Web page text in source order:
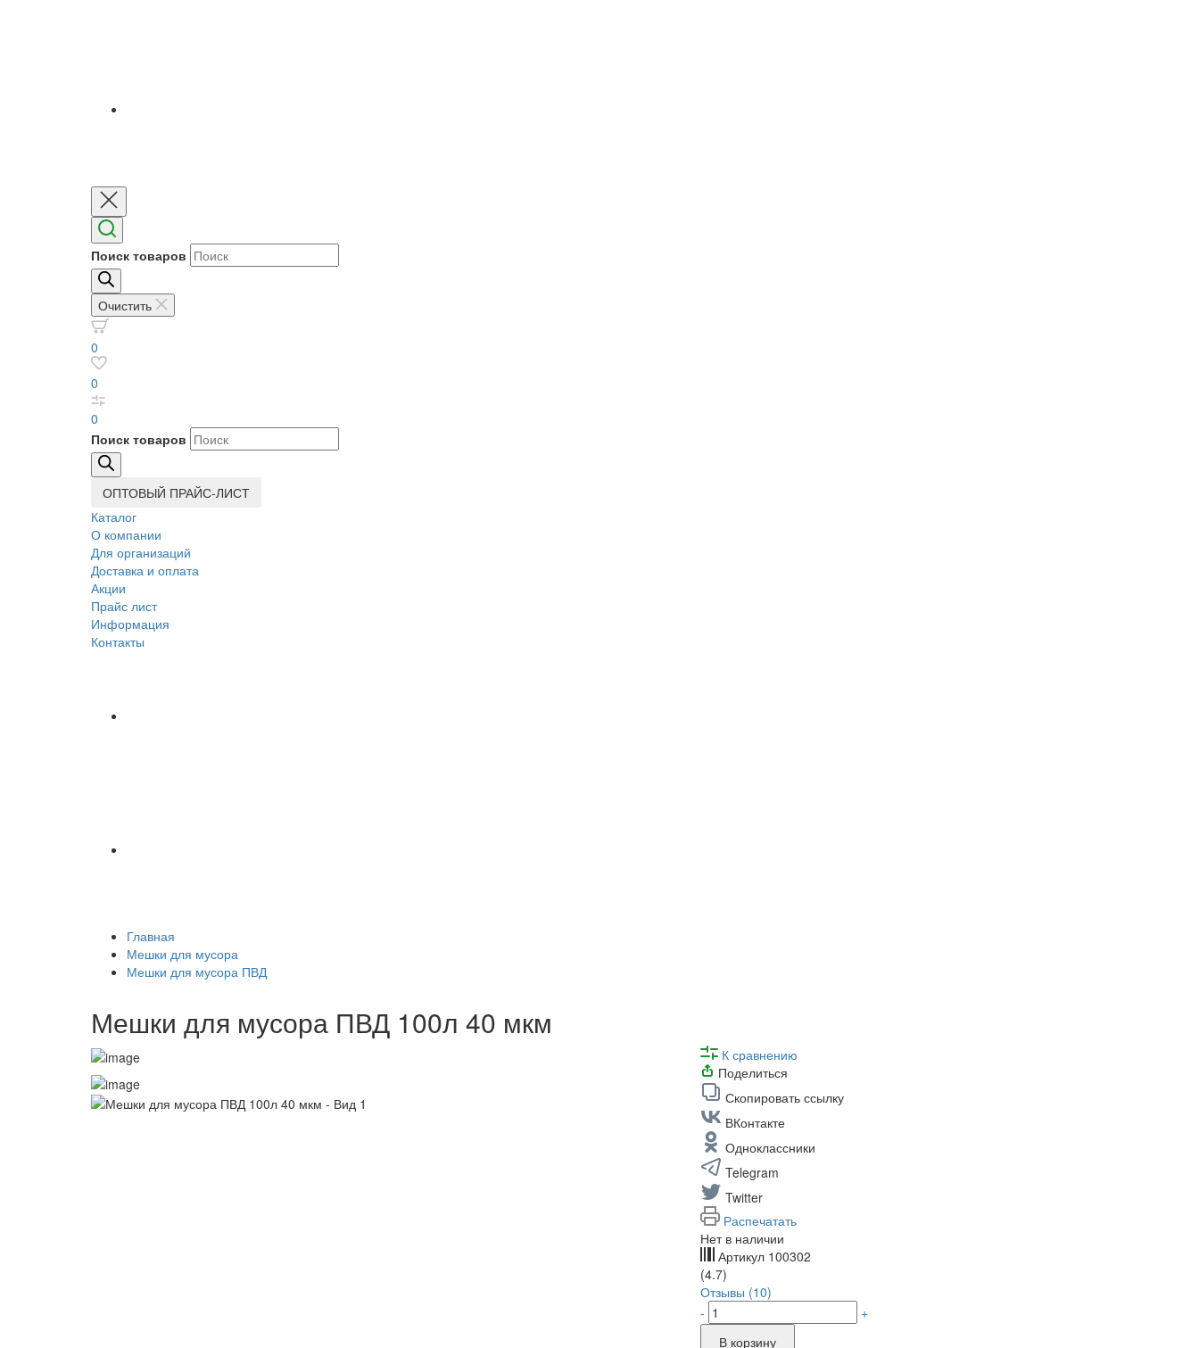
Поиск товаров
Очистить
0
0
0
Поиск товаров
ОПТОВЫЙ ПРАЙС-ЛИСТ
Каталог
О компании
Для организаций
Доставка и оплата
Акции
Прайс лист
Информация
Контакты
Главная
Мешки для мусора
Мешки для мусора ПВД
Мешки для мусора ПВД 100л 40 мкм
К сравнению
Поделиться
Скопировать ссылку
ВКонтакте
Одноклассники
Telegram
Twitter
Распечатать
Нет в наличии
Артикул 100302
(4.7)
Отзывы (10)
-
+
В корзину